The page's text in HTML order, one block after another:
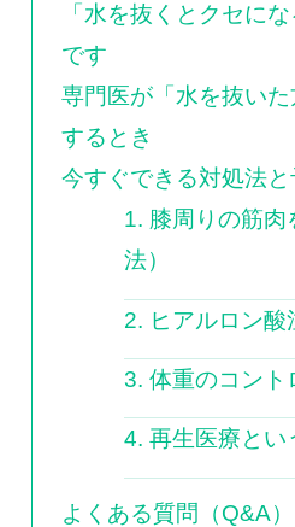
「水を抜くとクセに
です
専門医が「水を抜い
するとき
今すぐできる対処法
1. 膝周りの筋肉
法）
2. ヒアルロン酸
3. 体重のコント
4. 再生医療とい
よくある質問（Q&A）